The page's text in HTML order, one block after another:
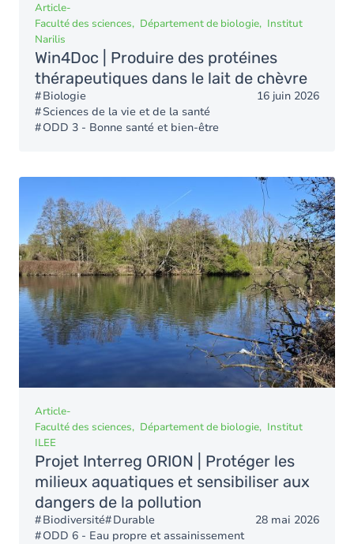
Article-
Faculté des sciences
Département de biologie
Institut
Narilis
Win4Doc | Produire des protéines
thérapeutiques dans le lait de chèvre
Biologie
Sciences de la vie et de la santé
ODD 3 - Bonne santé et bien-être
16 juin 2026
Article-
Faculté des sciences
Département de biologie
Institut
ILEE
Projet Interreg ORION | Protéger les
milieux aquatiques et sensibiliser aux
dangers de la pollution
Biodiversité Durable
ODD 6 - Eau propre et assainissement
28 mai 2026